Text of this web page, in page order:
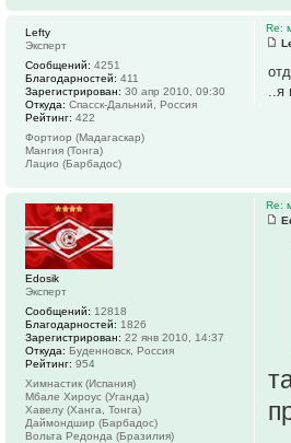
Re:
Lefty
Эксперт
Сообщений: 4251
Благодарностей: 411
Зарегистрирован: 30 апр 2010, 09:30
Откуда: Спасск-Дальний, Россия
Рейтинг: 422
Фортиор (Мадагаскар)
Мангия (Тонга)
Лацио (Барбадос)
Re:
Edosik
Эксперт
Сообщений: 12818
Благодарностей: 1826
Зарегистрирован: 22 янв 2010, 14:37
Откуда: Буденновск, Россия
Рейтинг: 954
Химнастик (Испания)
Мбале Хироус (Уганда)
Хавелу (Ханга, Тонга)
Даймондшир (Барбадос)
Вольта Редонда (Бразилия)